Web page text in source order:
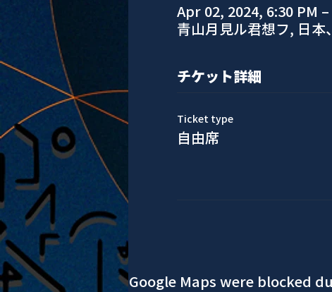
Apr 02, 2024, 6:30 PM
青山月見ル君想フ, 日
チケット詳細
Ticket type
自由席
Google Maps were blocked